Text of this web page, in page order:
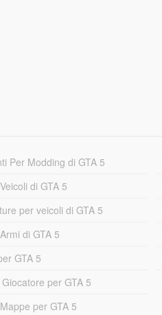
Per Modding di GTA 5
di GTA 5
per veicoli di GTA 5
di GTA 5
GTA 5
per GTA 5
per GTA 5